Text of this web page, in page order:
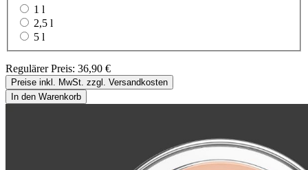
1 l
2,5 l
5 l
Regulärer Preis: 36,90 €
Preise inkl. MwSt. zzgl. Versandkosten
In den Warenkorb